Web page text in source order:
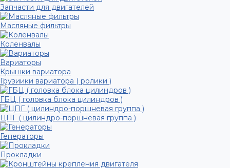
Запчасти для двигателей
Масляные фильтры
Коленвалы
Вариаторы
Крышки вариатора
Грузиики вариатора ( ролики )
ГБЦ ( головка блока цилиндров )
ЦПГ ( цилиндро-поршневая группа )
Генераторы
Прокладки